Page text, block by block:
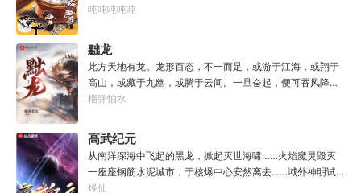
调馅（高级）：您的调馅水平已击败全国100%的早餐店师
的那一刻，美食文主角迎来了他加载成功的系统。秦淮：美
食文，早说呀，这个他熟！后来——秦淮发现这好像不是个
单纯的美食文系统。好像还加了些奇奇怪怪的东西。连带着
他看邻居、朋友、客人、员工都不太像人……不过没事。遇
事不决，先吃一口！.游戏说明：1.本游戏自由度极高，请玩
力解锁图鉴。3.一切解释归游戏所有。
吨吨吨吨吨
黜龙
此方天地有龙。龙形百态，不一而足，或游于江海，或翔于
高山，或藏于九幽，或腾于云间。一旦奋起，便可吞风降
雪，引江划河，落雷喷火，分山避海。此处人间也有龙。人
之志。一时机发，便可翻云覆雨，决势分野，定鼎问道，证
位成龙。作为一个迷路的穿越者，张行一开始也想成龙，但
后来，他发现这个行当卷的太厉害了，就决定改行，去黜落
群龙。所谓行尽天下路，使天地处处通，黜遍天下龙，使世
榴弹怕水
高武纪元
从南洋深海中飞起的黑龙，掀起灭世海啸……火焰魔灵毁灭
一座座钢筋水泥城市，于核爆中心安然离去……域外神明试
图统治整片星海……这是人类科技高度发达的未来世界。也
烽仙